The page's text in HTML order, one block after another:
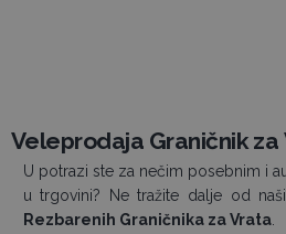
Veleprodaja Graničnik
U potrazi ste za nečim posebnim i
u trgovini? Ne tražite dalje od
Rezbarenih Graničnika za Vrata.